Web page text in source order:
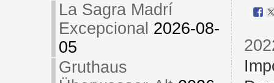
La Sagra Madrí
Excepcional 2026-08-
05
Gruthaus